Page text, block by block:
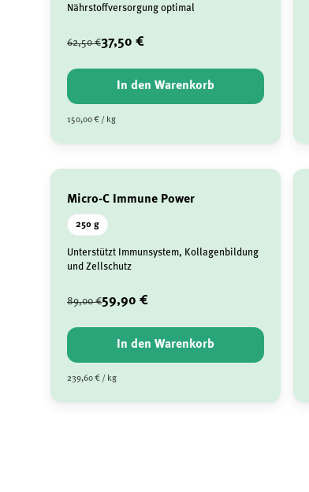
Nährstoffversorgung optimal
62,50 €37,50 €
In den Warenkorb
150,00 € / kg
Micro-C Immune Power
250 g
Unterstützt Immunsystem, Kollagenbildung
und Zellschutz
89,00 €59,90 €
In den Warenkorb
239,60 € / kg